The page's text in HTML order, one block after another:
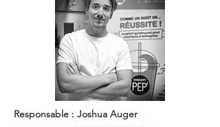
Responsable : Joshua Auger